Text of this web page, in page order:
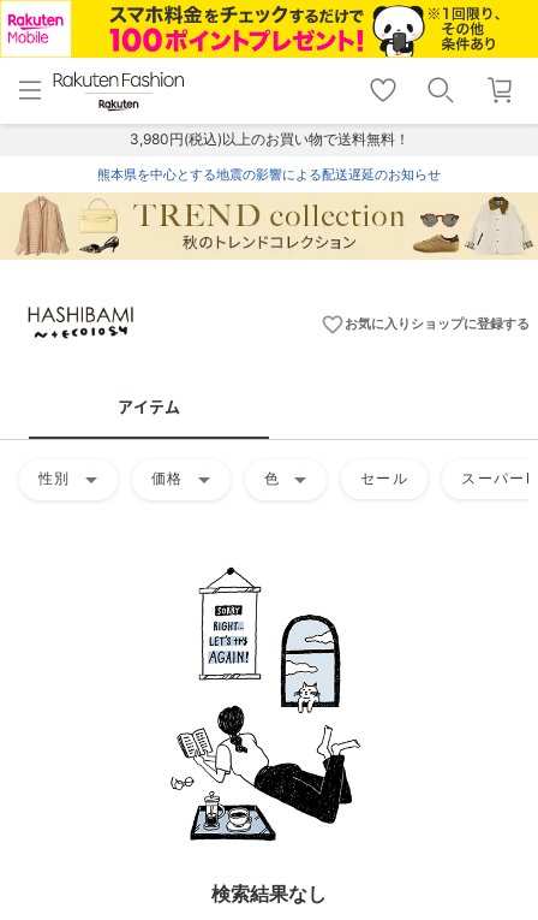
menu home
トップ
shopping_cart lock_outline
ログイン
3,980円(税込)以上のお買い物で送料無料！
熊本県を中心とする地震の影響による配送遅延のお知らせ
favorite_borderお気に入りショップに登録する
アイテム
性別 arrow_drop_down 価格 arrow_drop_down 色 arrow_drop_down セール スーパー
検索結果なし